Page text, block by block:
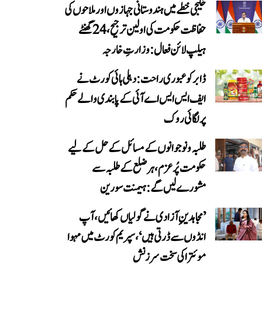
خلیجی خطے میں ہندوستانی جہازوں اور ملاحوں کی
حفاظت حکومت کی اولین ترجیح، 24 گھنٹے
ہیلپ لائن فعال: وزارتِ خارجہ
ڈابر کو عبوری راحت: دہلی ہائی کورٹ نے
ایف ایس ایس اے آئی کے پابندی والے حکم
پر لگائی روک
طلبہ و نوجوانوں کے مسائل کے حل کے لیے
حکومت پُرعزم، ہر ضلع کے طلبہ سے
مشورے لیں گے: ہیمنت سورین
’مجاہدینِ آزادی نے گولیاں کھائیں، آپ
انڈوں سے ڈرتی ہیں‘، سپریم کورٹ میں مہوا
موئترا کی سخت سرزنش